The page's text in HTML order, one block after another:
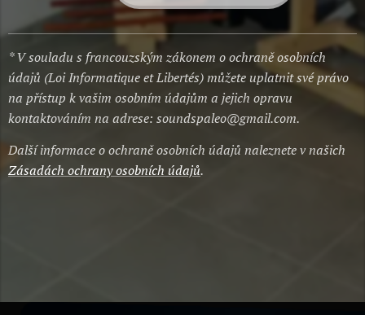
* V souladu s francouzským zákonem o ochraně osobních
údajů (Loi Informatique et Libertés) můžete uplatnit své právo
na přístup k vašim osobním údajům a jejich opravu
kontaktováním na adrese: soundspaleo@gmail.com.
Další informace o ochraně osobních údajů naleznete v našich
Zásadách ochrany osobních údajů.